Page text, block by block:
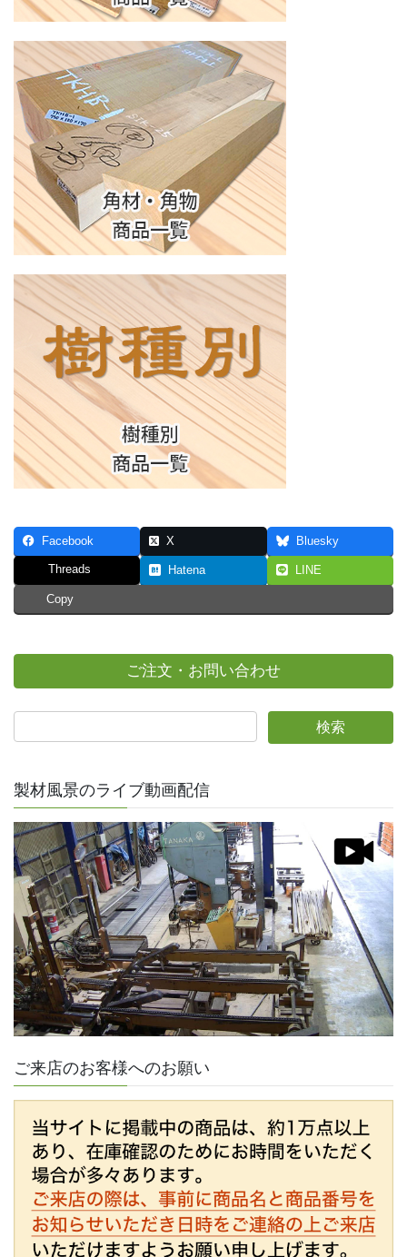
Facebook X Bluesky
Threads Hatena LINE
Copy
ご注文・お問い合わせ
製材風景のライブ動画配信
ご来店のお客様へのお願い